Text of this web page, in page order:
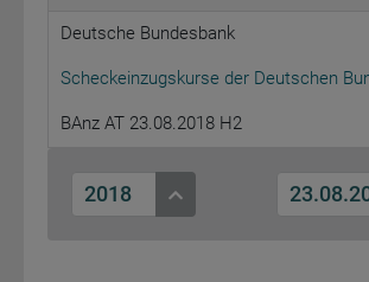
Deutsche Bundesbank
Scheckeinzugskurse der Deutschen
BAnz AT 23.08.2018 H2
2018